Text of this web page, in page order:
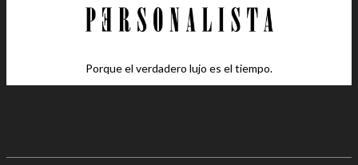
Porque el verdadero lujo es el tiempo.